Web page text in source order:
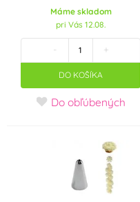
Máme skladom
pri Vás 12.08.
- +
DO KOŠÍKA
Do obľúbených